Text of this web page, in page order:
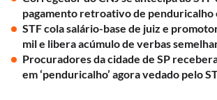
pagamento retroativo de
STF cola salário-base de juiz e
mil e libera acúmulo de verbas
Procuradores da cidade de SP
em ‘penduricalho’ agora vedado pelo